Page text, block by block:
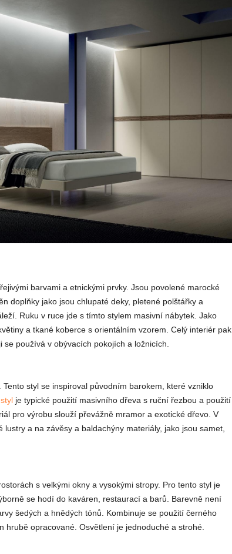
barvami a etnickými prvky. Jsou povolené marocké
doplňky jako jsou chlupaté deky, pletené polštářky a
Ruku v ruce jde s tímto stylem masivní nábytek. Jako
a tkané koberce s orientálním vzorem. Celý interiér pak
používá v obývacích pokojích a ložnicích.
styl se inspiroval původním barokem, které vzniklo
je typické použití masivního dřeva s ruční řezbou a použití
pro výrobu slouží převážně mramor a exotické dřevo. V
a na závěsy a baldachýny materiály, jako jsou samet,
s velkými okny a vysokými stropy. Pro tento styl je
se hodí do kaváren, restaurací a barů. Barevně není
šedých a hnědých tónů. Kombinuje se použití černého
hrubě opracované. Osvětlení je jednoduché a strohé.